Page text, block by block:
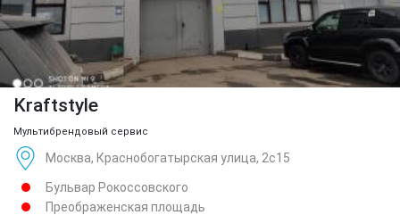
Kraftstyle
Мультибрендовый сервис
Москва, Краснобогатырская улица, 2с15
Бульвар Рокоссовского
Преображенская площадь